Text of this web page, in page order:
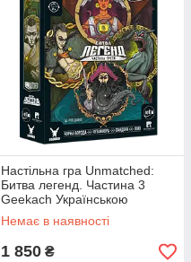
Настільна гра Unmatched:
Битва легенд. Частина 3
Geekach Українською
Unmatched: Volume Three
(UA)
Немає в наявності
1 850 ₴